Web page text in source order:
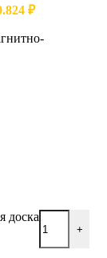
₽
доска
+